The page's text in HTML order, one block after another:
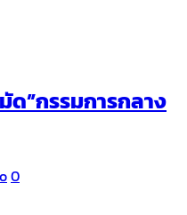
ด”กรรมการกลาง
0